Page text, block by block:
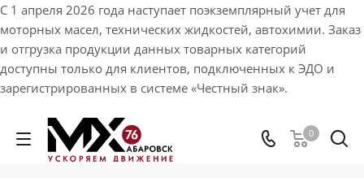
С 1 апреля 2026 года наступает поэкземплярный учет для
моторных масел, технических жидкостей, автохимии. Заказ
и отгрузка продукции данных товарных категорий
доступны только для клиентов, подключенных к ЭДО и
зарегистрированных в системе «Честный знак».
0